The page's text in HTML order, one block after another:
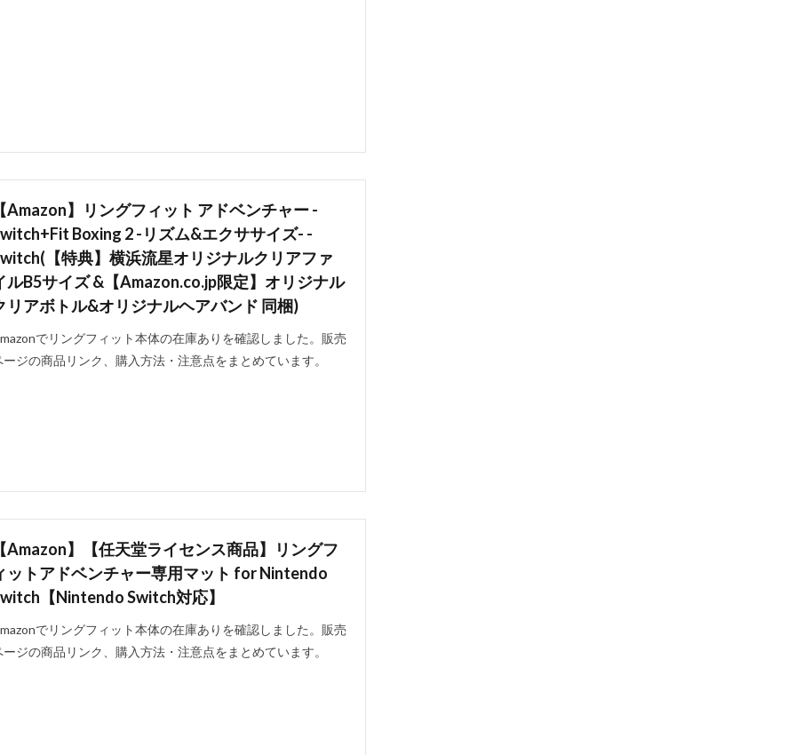
Amazon】リングフィット アドベンチャー -
Boxing 2 -リズム&エクササイズ- -
【特典】横浜流星オリジナルクリアファ
ルB5サイズ &【Amazon.co.jp限定】オリジナル
リアボトル&オリジナルヘアバンド 同梱)
でリングフィット本体の在庫ありを確認しました。販売
ージの商品リンク、購入方法・注意点をまとめています。
Amazon】【任天堂ライセンス商品】リングフ
ットアドベンチャー専用マット for Nintendo
【Nintendo Switch対応】
でリングフィット本体の在庫ありを確認しました。販売
ージの商品リンク、購入方法・注意点をまとめています。